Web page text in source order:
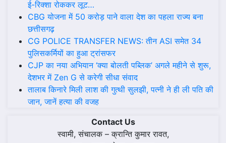
ई-रिक्शा रोककर लूट…
CBG योजना में 50 करोड़ पाने वाला देश का पहला राज्य बना
छत्तीसगढ़
CG POLICE TRANSFER NEWS: तीन ASI समेत 34
पुलिसकर्मियों का हुआ ट्रांसफर
CJP का नया अभियान ‘क्या बोलती पब्लिक’ अगले महीने से शुरू,
देशभर में Zen G से करेगी सीधा संवाद
तालाब किनारे मिली लाश की गुत्थी सुलझी, पत्नी ने ही ली पति की
जान, जानें हत्या की वजह
Contact Us
स्वामी, संचालक – क्रान्ति कुमार रावत,